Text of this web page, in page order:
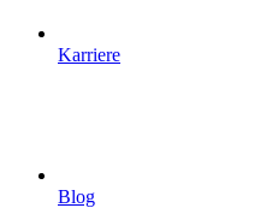
Karriere
Blog